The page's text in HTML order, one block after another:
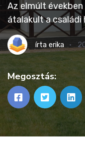
Az elmúlt
átalakult a családi
írta erika
Megosztás: